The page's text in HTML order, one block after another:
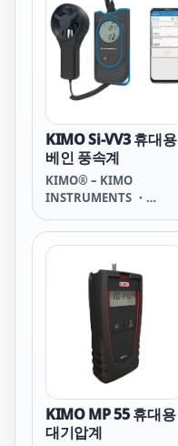
KIMO Si-VV3 휴대용
베인 풍속계
KIMO® – KIMO
INSTRUMENTS ・
KIMO MP 55 휴대용
대기압계